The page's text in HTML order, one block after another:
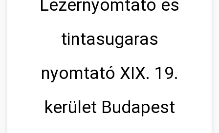
Lézernyomtató és
tintasugaras
nyomtató XIX. 19.
kerület Budapest